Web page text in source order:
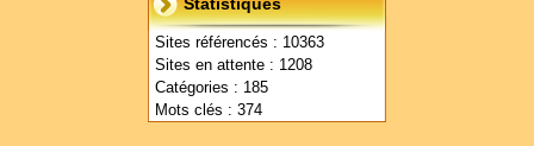
Sites référencés : 10363
Sites en attente : 1208
Catégories : 185
Mots clés : 374